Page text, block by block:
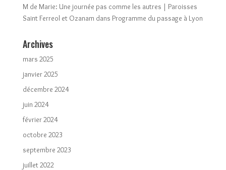
M de Marie: Une journée pas comme les autres | Paroisses
Saint Ferreol et Ozanam dans Programme du passage à Lyon
Archives
mars 2025
janvier 2025
décembre 2024
juin 2024
février 2024
octobre 2023
septembre 2023
juillet 2022